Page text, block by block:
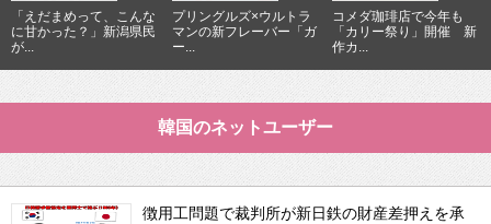
「えだまめって、こんな
に甘かった？」新潟県民
が...
プリングルズ×ウルトラ
マンの新フレーバー「ガ
ー...
コメダ珈琲店で今年も
「カリー祭り」開催 新
作カ...
韓国のネットユーザー
徴用工問題で裁判所が新日鉄の財産差押えを承